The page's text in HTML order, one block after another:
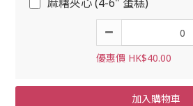
優惠價 HK$40.00
加入購物車